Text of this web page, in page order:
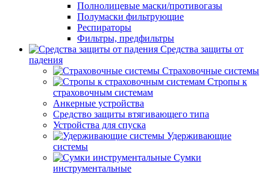
Полнолицевые маски/противогазы
Полумаски фильтрующие
Респираторы
Фильтры, предфильтры
Средства защиты от
падения
Страховочные системы
Стропы к
страховочным системам
Анкерные устройства
Средство защиты втягивающего типа
Устройства для спуска
Удерживающие
системы
Сумки
инструментальные